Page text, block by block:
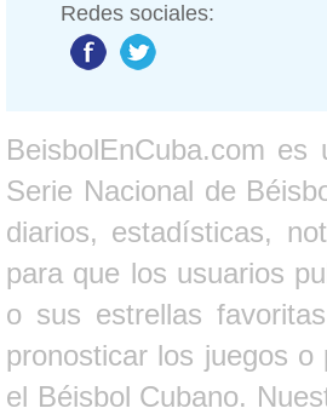
Redes sociales:
BeisbolEnCuba.com
Serie Nacional de
diarios, estadísticas,
para que los usuarios
o sus estrellas
pronosticar los juegos
el Béisbol Cubano.